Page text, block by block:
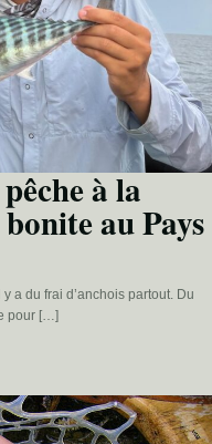
à la
au Pays
a du frai d’anchois partout. Du
pour […]